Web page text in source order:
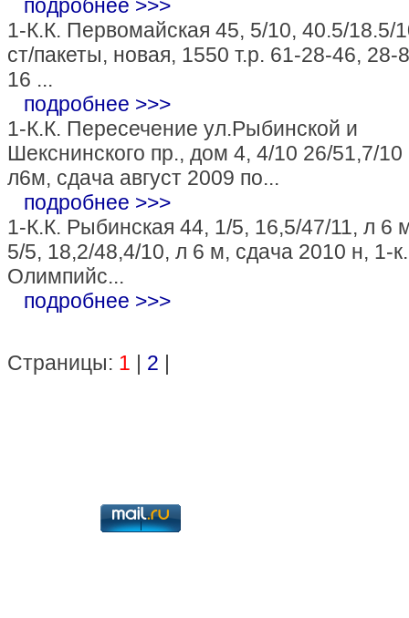
подробнее >>>
1-К.К. Первомайская 45, 5/10, 40.5/18.5/
ст/пакеты, новая, 1550 т.р. 61-28-46, 28-
16 ...
подробнее >>>
1-К.К. Пересечение ул.Рыбинской и
Шекснинского пр., дом 4, 4/10 26/51,7/10
л6м, сдача август 2009 по...
подробнее >>>
1-К.К. Рыбинская 44, 1/5, 16,5/47/11, л 6
5/5, 18,2/48,4/10, л 6 м, сдача 2010 н, 1-
Олимпийс...
подробнее >>>
Страницы: 1 | 2 |